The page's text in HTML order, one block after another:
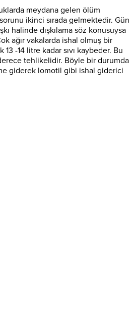
meydana gelen ölüm
ikinci sırada gelmektedir. Gün
halinde dışkılama söz konusuysa
ağır vakalarda ishal olmuş bir
-14 litre kadar sıvı kaybeder. Bu
tehlikelidir. Böyle bir durumda
giderek lomotil gibi ishal giderici